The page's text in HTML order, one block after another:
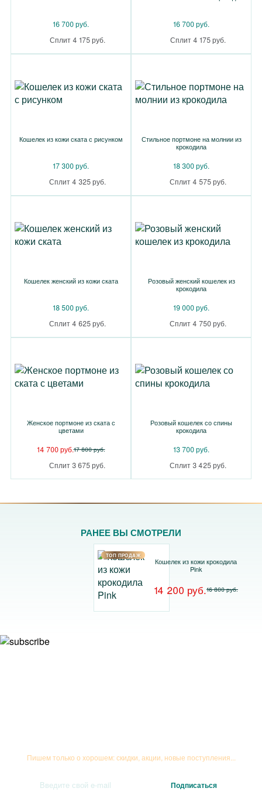
16 700 руб.
Сплит 4 175 руб.
16 700 руб.
Сплит 4 175 руб.
Кошелек из кожи ската с рисунком
17 300 руб.
Сплит 4 325 руб.
Стильное портмоне на молнии из
крокодила
18 300 руб.
Сплит 4 575 руб.
Кошелек женский из кожи ската
18 500 руб.
Сплит 4 625 руб.
Розовый женский кошелек из
крокодила
19 000 руб.
Сплит 4 750 руб.
Женское портмоне из ската с
цветами
14 700 руб.17 800 руб.
Сплит 3 675 руб.
Розовый кошелек со спины
крокодила
13 700 руб.
Сплит 3 425 руб.
РАНЕЕ ВЫ СМОТРЕЛИ
TOП ПРОДАЖ
Кошелек из кожи крокодила
Pink
14 200 руб.16 800 руб.
Пишем только о хорошем: скидки, акции, новые поступления...